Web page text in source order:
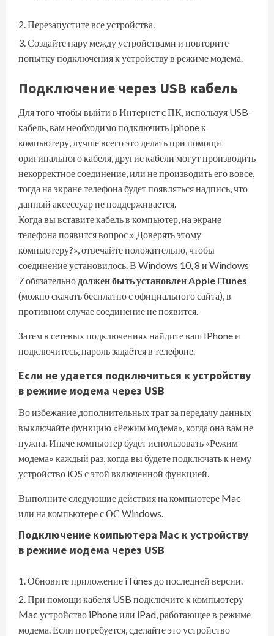
Перезапустите все устройства.
Создайте пару между устройствами и повторите
попытку подключения к устройству в режиме модема.
Подключение через USB кабель
Для того чтобы выйти в Интернет с ПК, используя USB-
кабель, вам необходимо подключить Iphone к
компьютеру, лучше всего это делать при помощи
оригинального кабеля, другие кабели могут производить
некорректное соединение, или не производить его вовсе,
тогда на экране телефона будет появляться надпись, что
данный аксессуар не поддерживается.
Когда вы вставите кабель в компьютер, на экране
телефона появится вопрос » Доверять этому
компьютеру?», отвечайте положительно, чтобы
соединение установилось. В Windows 10, 8 и Windows
7 обязательно должен быть установлен Apple iTunes
(можно скачать бесплатно с официального сайта), в
противном случае соединение не появится.
Затем в сетевых подключениях найдите ваш IPhone и
подключитесь, пароль задаётся в телефоне.
Если не удается подключиться к устройству
в режиме модема через USB
Во избежание дополнительных трат за передачу данных
выключайте функцию «Режим модема», когда она вам не
нужна. Иначе компьютер будет использовать «Режим
модема» каждый раз, когда вы будете подключать к нему
устройство iOS с этой включенной функцией.
Выполните следующие действия на компьютере Mac
или на компьютере с ОС Windows.
Подключение компьютера Mac к устройству
в режиме модема через USB
Обновитеприложение iTunes до последней версии.
При помощи кабеля USB подключите к компьютеру
Mac устройство iPhone или iPad, работающее в режиме
модема. Если потребуется,сделайте это устройство